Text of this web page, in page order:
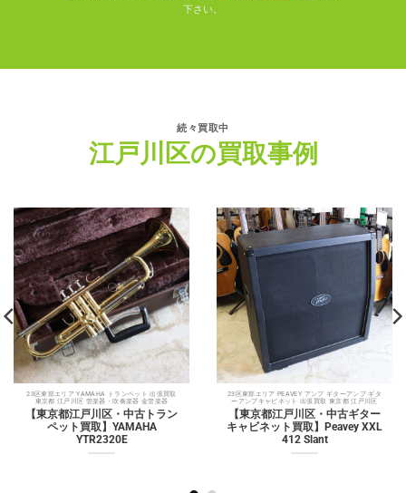
下さい。
続々買取中
江戸川区の買取事例
23区東部エリア YAMAHA トランペット 出張買取
東京都 江戸川区 管楽器・吹奏楽器 金管楽器
【東京都江戸川区・中古トラン
ペット買取】YAMAHA
YTR2320E
23区東部エリア PEAVEY アンプ ギターアンプ ギタ
ーアンプキャビネット 出張買取 東京都 江戸川区
【東京都江戸川区・中古ギター
キャビネット買取】Peavey XXL
412 Slant